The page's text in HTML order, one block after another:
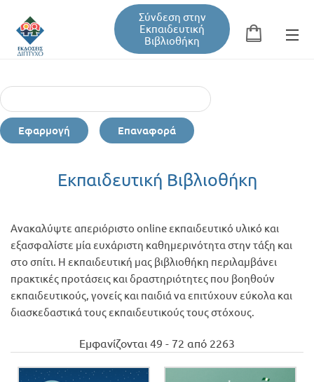
Σύνδεση στην
Εκπαιδευτική
Βιβλιοθήκη
Φόρμα αναζήτησης
Εκπαιδευτική Βιβλιοθήκη
Σεμινάρια / Συνέδρια
Τεύχη Περιοδικών
Εφαρμογή Επαναφορά
Εκπαιδευτική Βιβλιοθήκη
Ανακαλύψτε απεριόριστο online εκπαιδευτικό υλικό και
εξασφαλίστε μία ευχάριστη καθημερινότητα στην τάξη και
στο σπίτι. Η εκπαιδευτική μας βιβλιοθήκη περιλαμβάνει
πρακτικές προτάσεις και δραστηριότητες που βοηθούν
εκπαιδευτικούς, γονείς και παιδιά να επιτύχουν εύκολα και
διασκεδαστικά τους εκπαιδευτικούς τους στόχους.
Εμφανίζονται 49 - 72 από 2263